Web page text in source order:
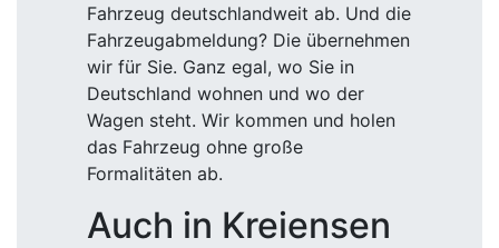
Fahrzeug deutschlandweit ab. Und die
Fahrzeugabmeldung? Die übernehmen
wir für Sie. Ganz egal, wo Sie in
Deutschland wohnen und wo der
Wagen steht. Wir kommen und holen
das Fahrzeug ohne große
Formalitäten ab.
Auch in Kreiensen